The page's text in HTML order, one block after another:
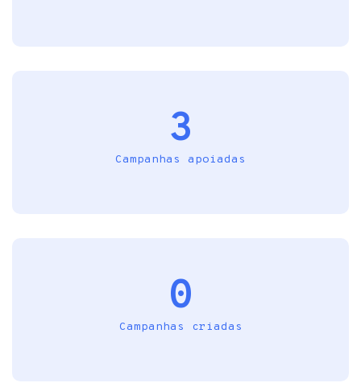
3
Campanhas apoiadas
0
Campanhas criadas